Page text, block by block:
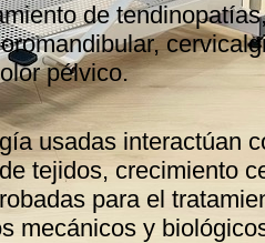
de
pélvico.
usadas interactúan
tejidos, crecimiento
para el
mecánicos y